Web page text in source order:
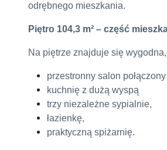
odrębnego mieszkania.
Piętro 104,3 m² – część
Na piętrze znajduje się
przestronny salon
kuchnię z dużą wyspą
trzy niezależne sypialnie,
łazienkę,
praktyczną spiżarnię.